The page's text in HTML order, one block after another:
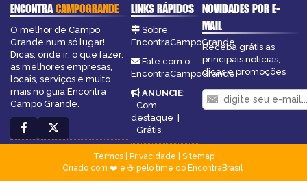
ENCONTRACAMPOGRANDE
O melhor de Campo
Grande num só lugar!
Dicas, onde ir, o que fazer,
as melhores empresas,
locais, serviços e muito
mais no guia Encontra
Campo Grande.
LINKS RÁPIDOS
Sobre
EncontraCampoGrande
Fale com o
EncontraCampoGrande
ANUNCIE:
Com
destaque |
Grátis
NOVIDADES POR E-
MAIL
Receba grátis as
principais notícias,
dicas e promoções
Termos| Privacidade
Sitemap
Criado com ❤️ e ☕ pelo time do EncontraBrasil